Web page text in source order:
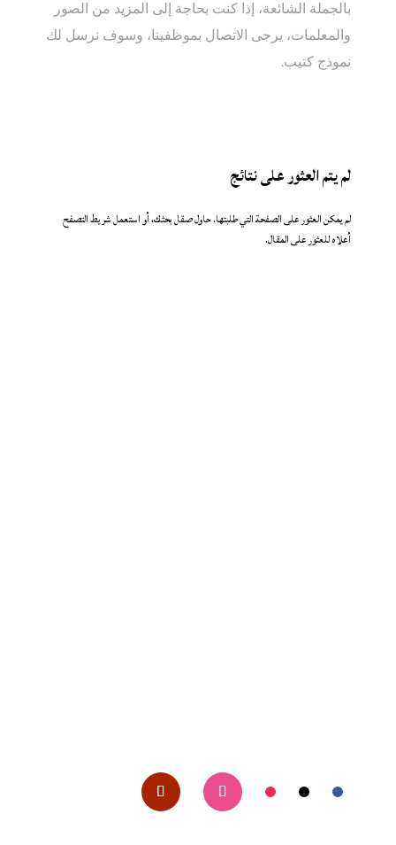
بالجملة الشائعة، إذا كنت بحاجة إلى المزيد من الصور
والمعلمات، يرجى الاتصال بموظفينا، وسوف نرسل لك
نموذج كتيب.
لم يتم العثور على نتائج
لم يمكن العثور على الصفحة التي طلبتها. حاول صقل بحثك، أو استعمل شريط التصفح
أعلاه للعثور على المقال.